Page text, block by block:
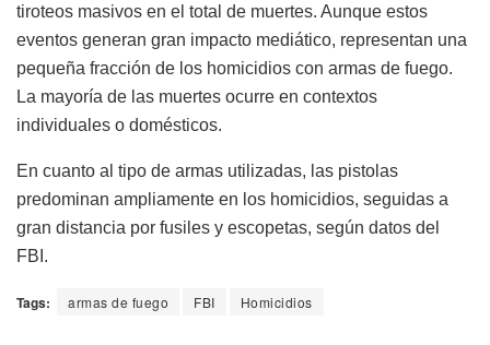
tiroteos masivos en el total de muertes. Aunque estos
eventos generan gran impacto mediático, representan una
pequeña fracción de los homicidios con armas de fuego.
La mayoría de las muertes ocurre en contextos
individuales o domésticos.
En cuanto al tipo de armas utilizadas, las pistolas
predominan ampliamente en los homicidios, seguidas a
gran distancia por fusiles y escopetas, según datos del
FBI.
Tags: armas de fuego FBI Homicidios